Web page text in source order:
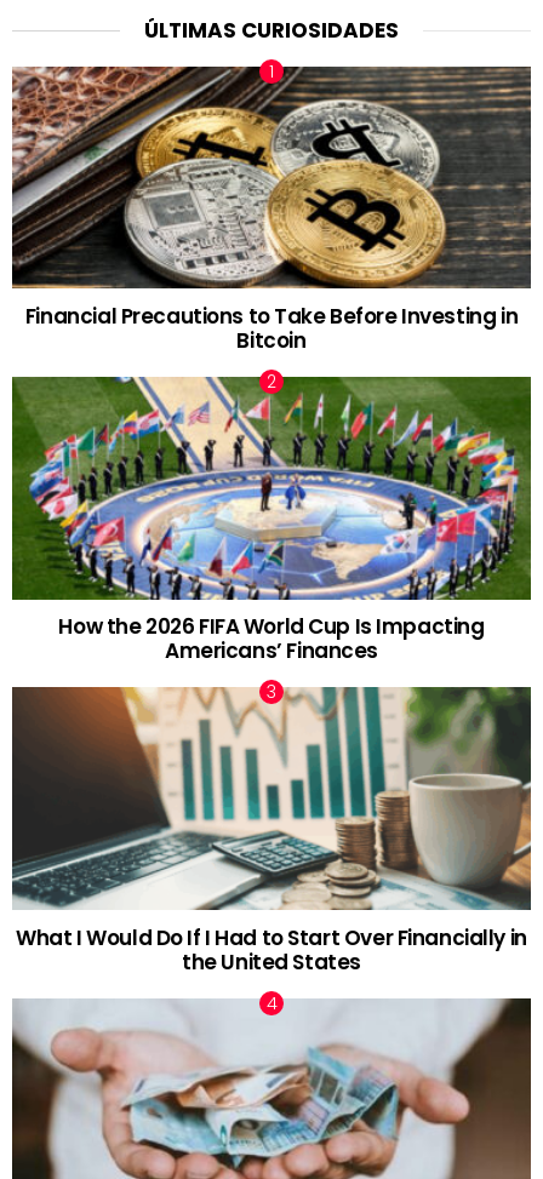
ÚLTIMAS CURIOSIDADES
Financial Precautions to Take Before Investing in
Bitcoin
How the 2026 FIFA World Cup Is Impacting
Americans’ Finances
What I Would Do If I Had to Start Over Financially in
the United States